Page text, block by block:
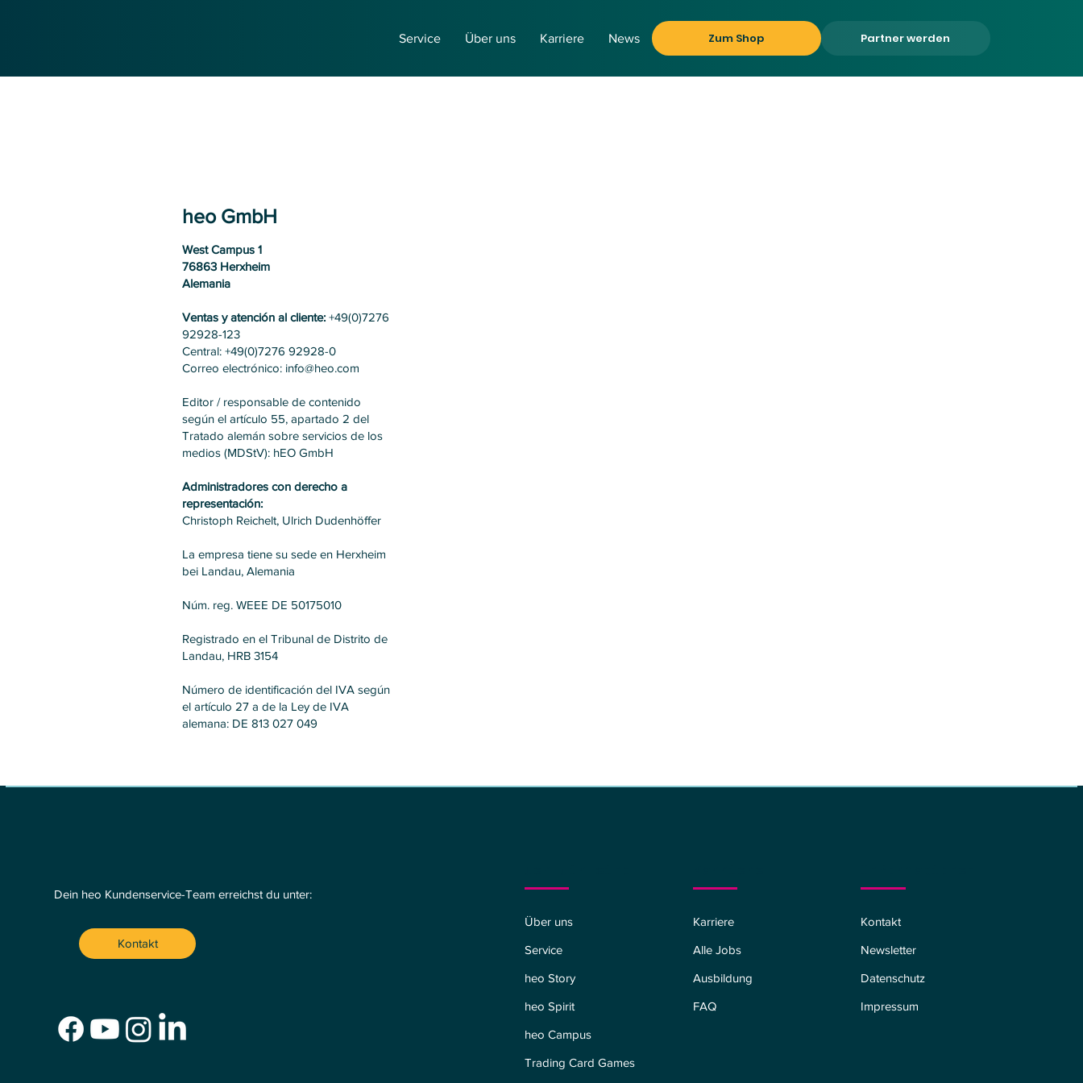
Zum Shop Partner werden
Service Über uns Karriere News
heo GmbH
West Campus 1
76863 Herxheim
Alemania
Ventas y atención al cliente:+49(0)7276
92928-123
Central: +49(0)7276 92928-0
Correo electrónico: info@heo.com
Editor / responsable de contenido
según el artículo 55, apartado 2 del
Tratado alemán sobre servicios de los
medios (MDStV): hEO GmbH
Administradores con derecho a
representación:
Christoph Reichelt, Ulrich Dudenhöffer
La empresa tiene su sede en Herxheim
bei Landau, Alemania
Núm. reg. WEEE DE 50175010
Registrado en el Tribunal de Distrito de
Landau, HRB 3154
Número de identificación del IVA según
el artículo 27 a de la Ley de IVA
alemana: DE 813 027 049
Über uns
Service
heo Story
heo Spirit
heo Campus
Trading Card Games
Karriere
Alle Jobs
Ausbildung
FAQ
Kontakt
Newsletter
Datenschutz
Impressum
Dein heo Kundenservice-Team erreichst du unter:
Kontakt